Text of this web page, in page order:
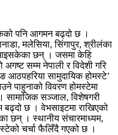
पनि आगमन बढ्दो छ ।
मलेसिया, सिंगापुर, श्रीलंका
आइसकेका छन् । जसमा केहि
सम्म नेपाली र विदेशी गरि
सामुदायिक होमस्टे’
पाहुनाको विवरण होमस्टेमा
सामाजिक सञ्जाल, विशेषगरी
छ । वेभसाइटमा राखिएको
छन् । स्थानीय संचारमाध्यम,
चर्चा फैलिँदै गएको छ ।